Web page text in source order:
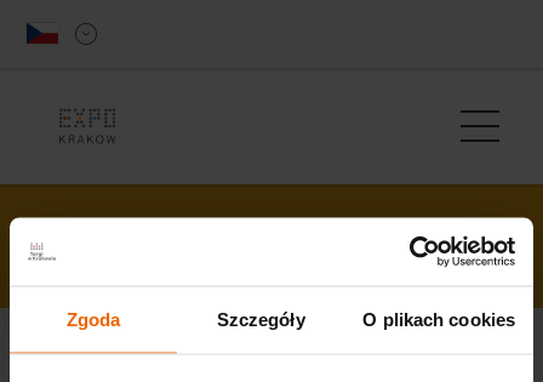
Zgoda Szczegóły O plikach cookies
Mapa stránky